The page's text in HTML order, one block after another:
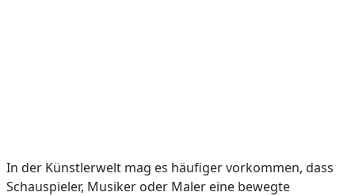
In der Künstlerwelt mag es häufiger vorkommen, dass
Schauspieler, Musiker oder Maler eine bewegte